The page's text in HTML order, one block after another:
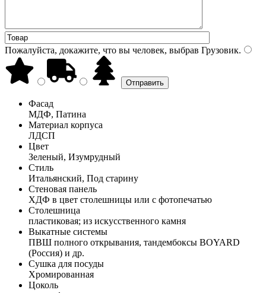
Пожалуйста, докажите, что вы человек, выбрав Грузовик.
Фасад
МДФ, Патина
Материал корпуса
ЛДСП
Цвет
Зеленый, Изумрудный
Стиль
Итальянский, Под старину
Стеновая панель
ХДФ в цвет столешницы или с фотопечатью
Столешница
пластиковая; из искусственного камня
Выкатные системы
ПВШ полного открывания, тандембоксы BOYARD
(Россия) и др.
Сушка для посуды
Хромированная
Цоколь